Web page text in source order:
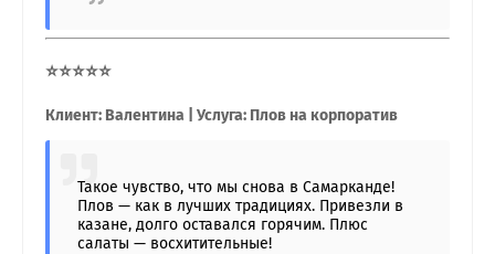
⭐⭐⭐⭐⭐
Клиент: Валентина | Услуга: Плов на корпоратив
Такое чувство, что мы снова в Самарканде!
Плов — как в лучших традициях. Привезли в
казане, долго оставался горячим. Плюс
салаты — восхитительные!